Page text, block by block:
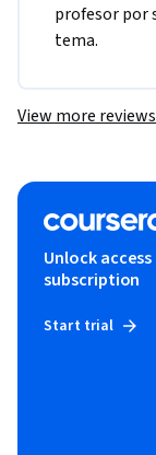
profesor por
tema.
View more reviews
Unlock
subscription
Start trial